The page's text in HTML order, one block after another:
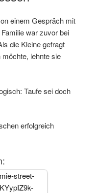
einem Gespräch mit
war zuvor bei
die Kleine gefragt
lehnte sie
Taufe sei doch
erfolgreich